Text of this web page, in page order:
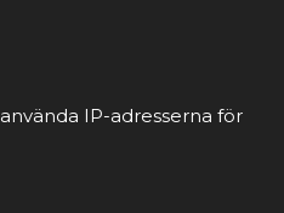
IP-adresserna för